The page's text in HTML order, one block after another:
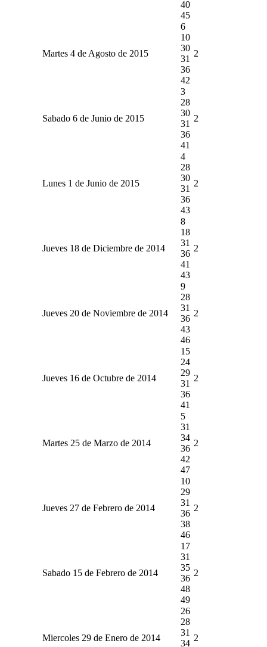
40
45
Martes 4 de Agosto de 2015
6
10
30
31
36
42
2
Sabado 6 de Junio de 2015
3
28
30
31
36
41
2
Lunes 1 de Junio de 2015
4
28
30
31
36
43
2
Jueves 18 de Diciembre de 2014
8
18
31
36
41
43
2
Jueves 20 de Noviembre de 2014
9
28
31
36
43
46
2
Jueves 16 de Octubre de 2014
15
24
29
31
36
41
2
Martes 25 de Marzo de 2014
5
31
34
36
42
47
2
Jueves 27 de Febrero de 2014
10
29
31
36
38
46
2
Sabado 15 de Febrero de 2014
17
31
35
36
48
49
2
Miercoles 29 de Enero de 2014
26
28
31
34
2